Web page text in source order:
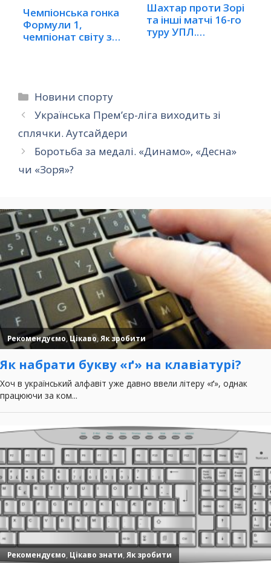
Чемпіонська гонка
Формули 1,
чемпіонат світу з…
Шахтар проти Зорі
та інші матчі 16-го
туру УПЛ.…
Категорії
Новини спорту
Українська Прем’єр-ліга виходить зі
сплячки. Аутсайдери
Боротьба за медалі. «Динамо», «Десна»
чи «Зоря»?